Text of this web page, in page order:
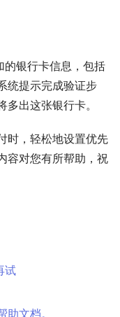
的银行卡信息，包括
统提示完成验证步
出这张银行卡。
时，轻松地设置优先
容对您有所帮助，祝
试
文档。